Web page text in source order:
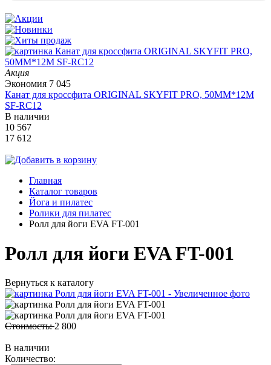
Акция
Экономия 7 045
Канат для кроссфита ORIGINAL SKYFIT PRO, 50MM*12M
SF-RС12
В наличии
10 567
17 612
Главная
Каталог товаров
Йога и пилатес
Ролики для пилатес
Ролл для йоги EVA FT-001
Ролл для йоги EVA FT-001
Вернуться к каталогу
Стоимость:2 800
В наличии
Количество: